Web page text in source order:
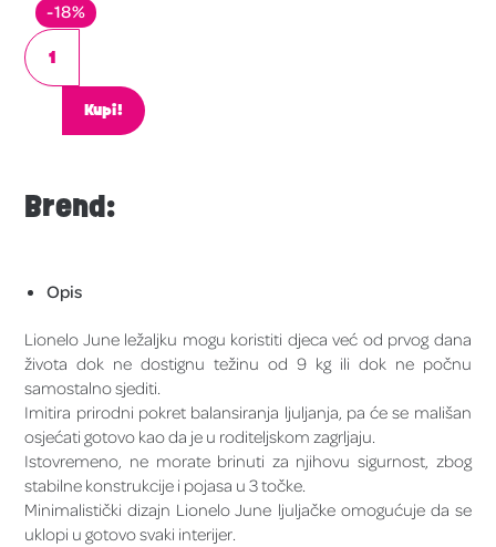
-18%
Kupi!
Brend:
Opis
Lionelo June ležaljku mogu koristiti djeca već od prvog dana
života dok ne dostignu težinu od 9 kg ili dok ne počnu
samostalno sjediti.
Imitira prirodni pokret balansiranja ljuljanja, pa će se mališan
osjećati gotovo kao da je u roditeljskom zagrljaju.
Istovremeno, ne morate brinuti za njihovu sigurnost, zbog
stabilne konstrukcije i pojasa u 3 točke.
Minimalistički dizajn Lionelo June ljuljačke omogućuje da se
uklopi u gotovo svaki interijer.